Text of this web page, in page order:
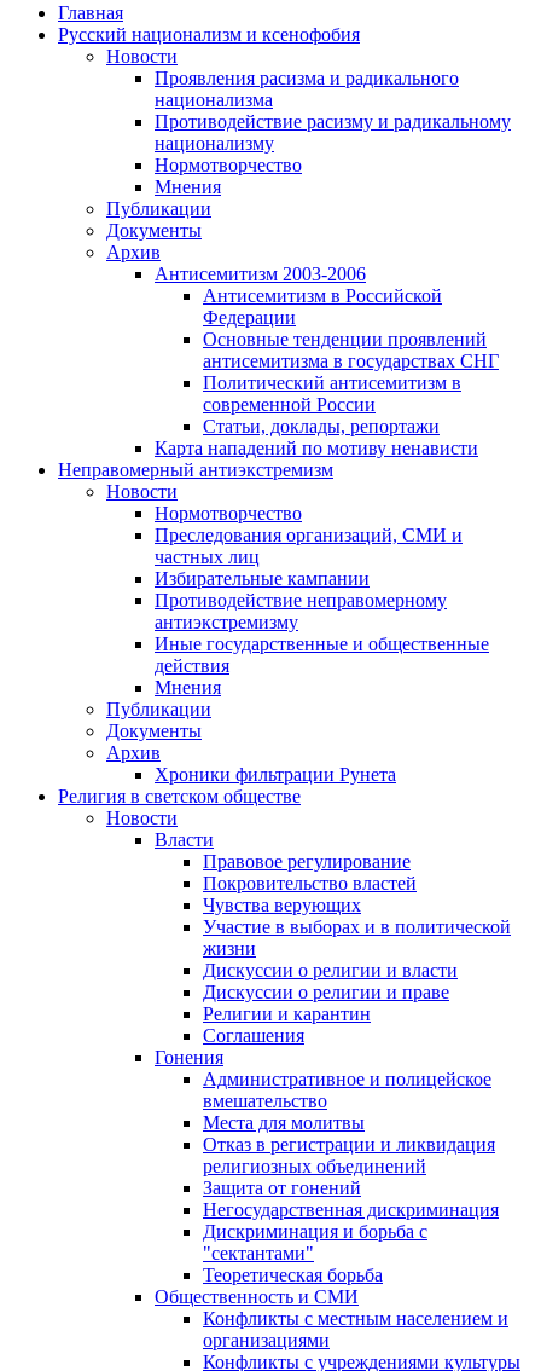
Главная
Русский национализм и ксенофобия
Новости
Проявления расизма и радикального
национализма
Противодействие расизму и радикальному
национализму
Нормотворчество
Мнения
Публикации
Документы
Архив
Антисемитизм 2003-2006
Антисемитизм в Российской
Федерации
Основные тенденции проявлений
антисемитизма в государствах СНГ
Политический антисемитизм в
современной России
Статьи, доклады, репортажи
Карта нападений по мотиву ненависти
Неправомерный антиэкстремизм
Новости
Нормотворчество
Преследования организаций, СМИ и
частных лиц
Избирательные кампании
Противодействие неправомерному
антиэкстремизму
Иные государственные и общественные
действия
Мнения
Публикации
Документы
Архив
Хроники фильтрации Рунета
Религия в светском обществе
Новости
Власти
Правовое регулирование
Покровительство властей
Чувства верующих
Участие в выборах и в политической
жизни
Дискуссии о религии и власти
Дискуссии о религии и праве
Религии и карантин
Соглашения
Гонения
Административное и полицейское
вмешательство
Места для молитвы
Отказ в регистрации и ликвидация
религиозных объединений
Защита от гонений
Негосударственная дискриминация
Дискриминация и борьба с
"сектантами"
Теоретическая борьба
Общественность и СМИ
Конфликты с местным населением и
организациями
Конфликты с учреждениями культуры